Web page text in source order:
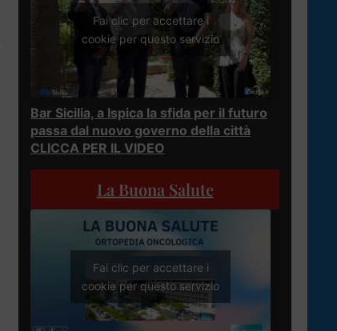
Fai clic per accettare i
cookie per questo servizio
Bar Sicilia, a Ispica la sfida per il futuro
passa dal nuovo governo della città
CLICCA PER IL VIDEO
La Buona Salute
Fai clic per accettare i
cookie per questo servizio